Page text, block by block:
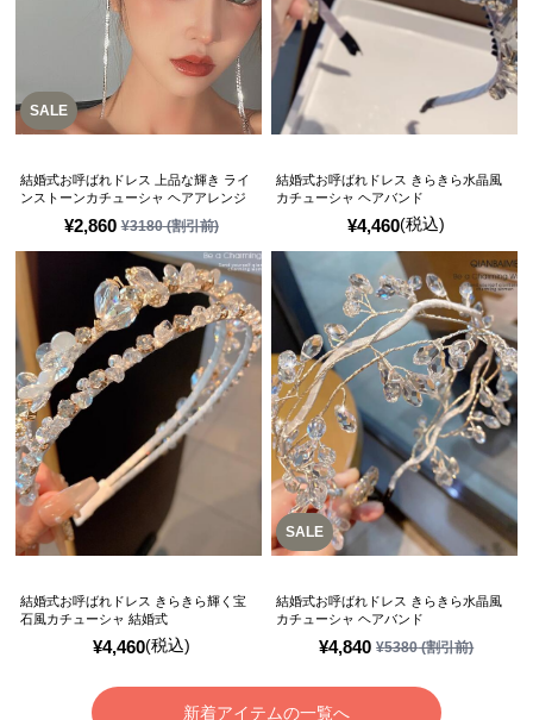
SALE
¥2,860 ¥3180(割引前)
結婚式お呼ばれドレス 上品な輝き ライ
ンストーンカチューシャ ヘアアレンジ
¥4,460(税込)
結婚式お呼ばれドレス きらきら水晶風
カチューシャ ヘアバンド
¥4,460(税込)
結婚式お呼ばれドレス きらきら輝く宝
石風カチューシャ 結婚式
SALE
¥4,840 ¥5380(割引前)
結婚式お呼ばれドレス きらきら水晶風
カチューシャ ヘアバンド
新着アイテムの一覧へ